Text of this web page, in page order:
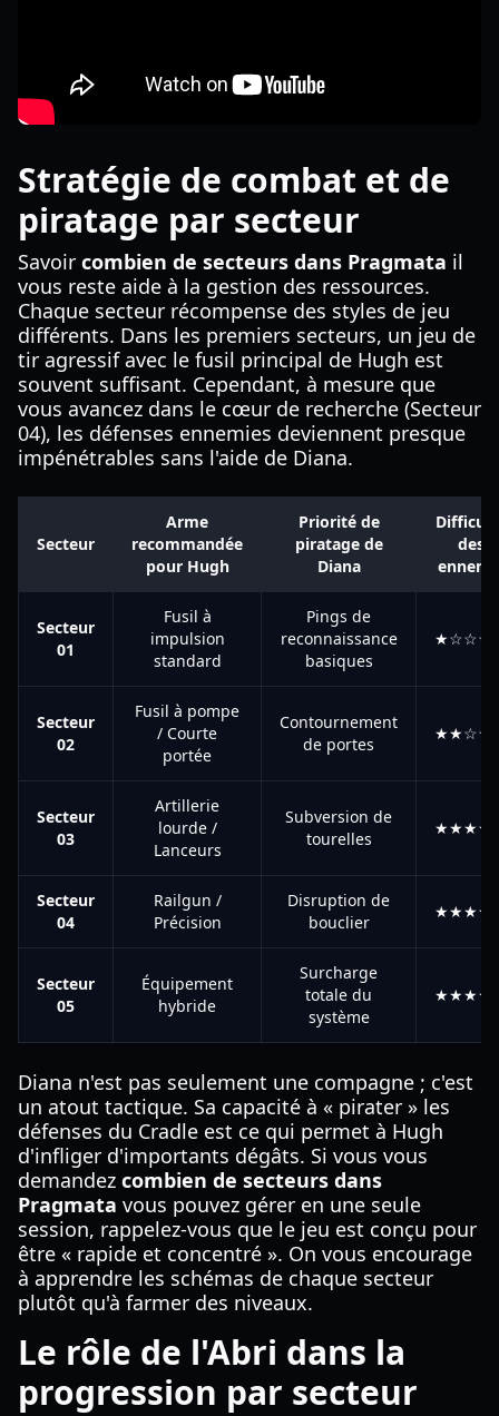
Stratégie de combat et de
piratage par secteur
Savoir combien de secteurs dans Pragmata il
vous reste aide à la gestion des ressources.
Chaque secteur récompense des styles de jeu
différents. Dans les premiers secteurs, un jeu de
tir agressif avec le fusil principal de Hugh est
souvent suffisant. Cependant, à mesure que
vous avancez dans le cœur de recherche (Secteur
04), les défenses ennemies deviennent presque
impénétrables sans l'aide de Diana.
Secteur
Arme
recommandée
pour Hugh
Priorité de
piratage de
Diana
des
Secteur
01
Fusil à
impulsion
standard
Pings de
reconnaissance
basiques
Secteur
02
Fusil à pompe
/ Courte
portée
Contournement
de portes
Secteur
03
Artillerie
lourde /
Lanceurs
Subversion de
tourelles
Secteur
04
Railgun /
Précision
Disruption de
bouclier
Secteur
05
Équipement
hybride
Surcharge
totale du
système
Diana n'est pas seulement une compagne ; c'est
un atout tactique. Sa capacité à « pirater » les
défenses du Cradle est ce qui permet à Hugh
d'infliger d'importants dégâts. Si vous vous
demandez combien de secteurs dans
Pragmata vous pouvez gérer en une seule
session, rappelez-vous que le jeu est conçu pour
être « rapide et concentré ». On vous encourage
à apprendre les schémas de chaque secteur
plutôt qu'à farmer des niveaux.
Le rôle de l'Abri dans la
progression par secteur